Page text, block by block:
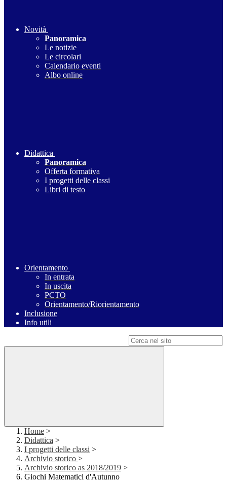
Novità
Panoramica
Le notizie
Le circolari
Calendario eventi
Albo online
Didattica
Panoramica
Offerta formativa
I progetti delle classi
Libri di testo
Orientamento
In entrata
In uscita
PCTO
Orientamento/Riorientamento
Inclusione
Info utili
Home >
Didattica >
I progetti delle classi >
Archivio storico >
Archivio storico as 2018/2019 >
Giochi Matematici d'Autunno